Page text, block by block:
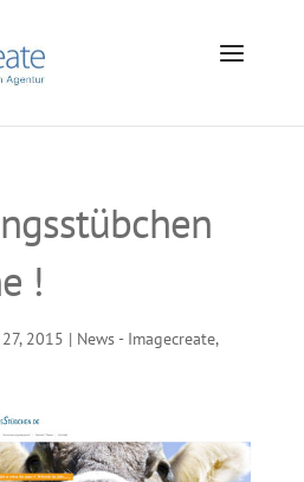
!
2015 | News - Imagecreate,